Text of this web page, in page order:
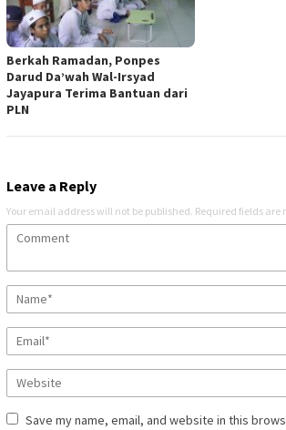
Berkah Ramadan, Ponpes
Darud Da’wah Wal-Irsyad
Jayapura Terima Bantuan dari
PLN
Leave a Reply
Your email address will not be published. Required fields are
Save my name, email, and website in this